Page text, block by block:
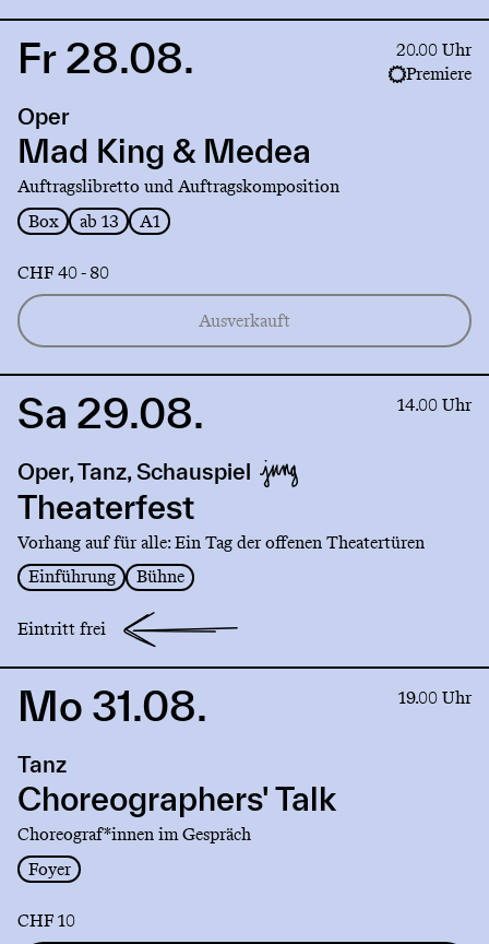
Link
Mad
King
Medea
Fr 28.08.
20.00 Uhr
Premiere
Oper
Mad King & Medea
Auftragslibretto und Auftragskomposition
Box
ab 13 A1
CHF 40 - 80
Ausverkauft
Link
Theaterfest
Sa 29.08. 14.00 Uhr
Oper, Tanz, Schauspiel
Theaterfest
Vorhang auf für alle: Ein Tag der offenen Theatertüren
Einführung
Bühne
Eintritt frei
Link
Choreographers'
Talk
Mo 31.08. 19.00 Uhr
Tanz
Choreographers' Talk
Choreograf*innen im Gespräch
Foyer
CHF 10